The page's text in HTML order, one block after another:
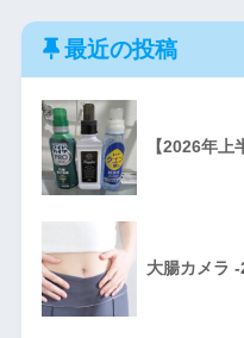
最近の投稿
【2026年
大腸カメラ